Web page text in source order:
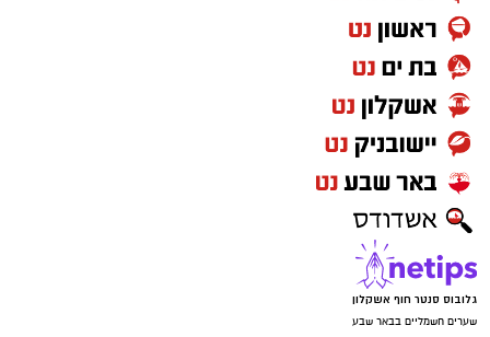
גלובוס סנטר חוף אשקלון
שערים חשמליים בבאר שבע